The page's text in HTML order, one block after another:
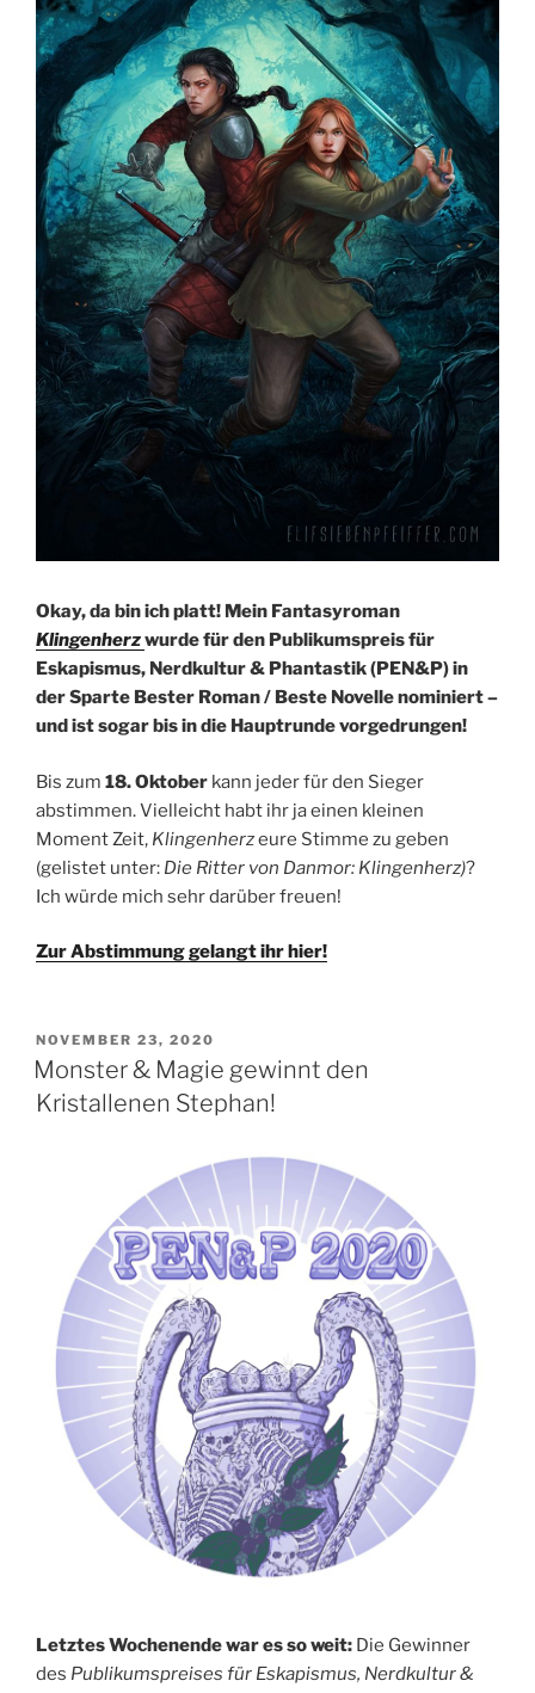
Okay, da bin ich platt! Mein Fantasyroman
Klingenherzwurde für den Publikumspreis für
Eskapismus, Nerdkultur & Phantastik (PEN&P) in
der Sparte Bester Roman / Beste Novelle nominiert –
und ist sogar bis in die Hauptrunde vorgedrungen!
Bis zum 18. Oktober kann jeder für den Sieger
abstimmen. Vielleicht habt ihr ja einen kleinen
Moment Zeit, Klingenherzeure Stimme zu geben
(gelistet unter: Die Ritter von Danmor: Klingenherz)?
Ich würde mich sehr darüber freuen!
Zur Abstimmung gelangt ihr hier!
VERÖFFENTLICHT
AM
NOVEMBER 23, 2020
Monster & Magie gewinnt den
Kristallenen Stephan!
Letztes Wochenende war es so weit: Die Gewinner
des Publikumspreises für Eskapismus, Nerdkultur &